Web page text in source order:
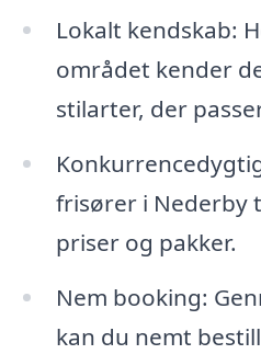
Lokalt kendskab:
området kender
stilarter, der
frisører i Nederby
priser og pakker.
Nem booking:
kan du nemt